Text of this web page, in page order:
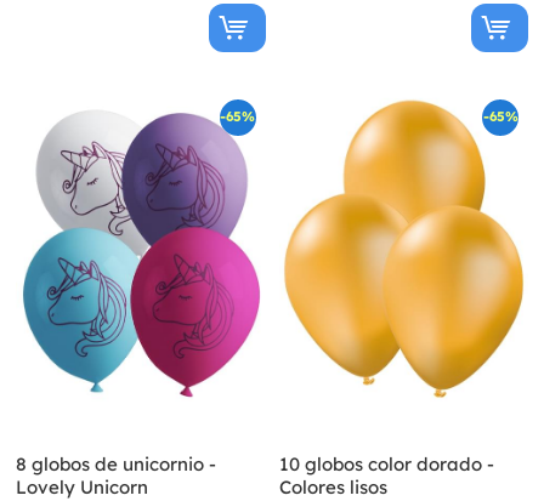
-65%
8 globos de unicornio -
Lovely Unicorn
-65%
10 globos color dorado -
Colores lisos